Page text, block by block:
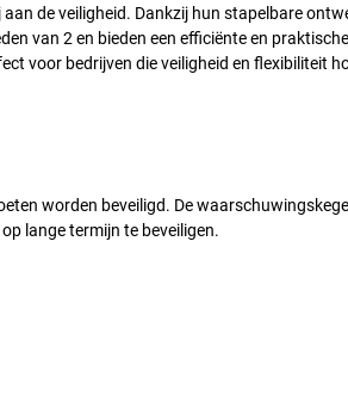
de veiligheid. Dankzij hun stapelbare
van 2 en bieden een efficiënte en
voor bedrijven die veiligheid en flexibiliteit
worden beveiligd. De
lange termijn te beveiligen.